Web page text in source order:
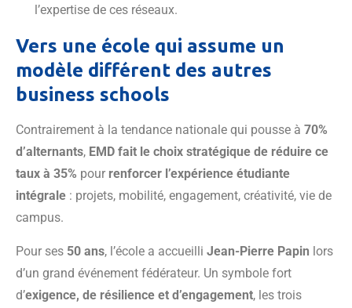
l’expertise de ces réseaux.
Vers une école qui assume un
modèle différent des autres
business schools
Contrairement à la tendance nationale qui pousse à 70%
d’alternants, EMD fait le choix stratégique de réduire ce
taux à 35% pour renforcer l’expérience étudiante
intégrale : projets, mobilité, engagement, créativité, vie de
campus.
Pour ses 50 ans, l’école a accueilli Jean-Pierre Papin lors
d’un grand événement fédérateur. Un symbole fort
d’exigence, de résilience et d’engagement, les trois